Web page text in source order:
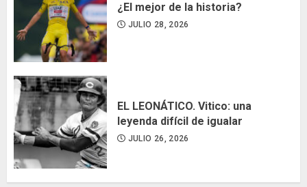
¿El mejor de la historia?
JULIO 28, 2026
EL LEONÁTICO. Vitico: una
leyenda difícil de igualar
JULIO 26, 2026